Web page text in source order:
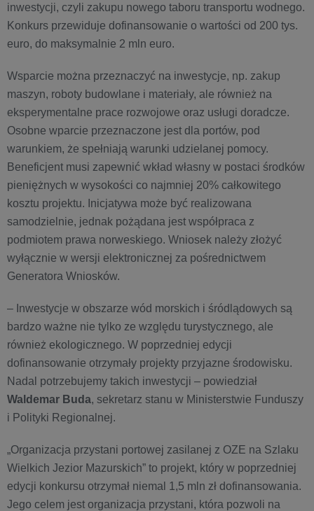
inwestycji, czyli zakupu nowego taboru transportu wodnego.
Konkurs przewiduje dofinansowanie o wartości od 200 tys.
euro, do maksymalnie 2 mln euro.
Wsparcie można przeznaczyć na inwestycje, np. zakup
maszyn, roboty budowlane i materiały, ale również na
eksperymentalne prace rozwojowe oraz usługi doradcze.
Osobne wparcie przeznaczone jest dla portów, pod
warunkiem, że spełniają warunki udzielanej pomocy.
Beneficjent musi zapewnić wkład własny w postaci środków
pieniężnych w wysokości co najmniej 20% całkowitego
kosztu projektu. Inicjatywa może być realizowana
samodzielnie, jednak pożądana jest współpraca z
podmiotem prawa norweskiego. Wniosek należy złożyć
wyłącznie w wersji elektronicznej za pośrednictwem
Generatora Wniosków.
– Inwestycje w obszarze wód morskich i śródlądowych są
bardzo ważne nie tylko ze względu turystycznego, ale
również ekologicznego. W poprzedniej edycji
dofinansowanie otrzymały projekty przyjazne środowisku.
Nadal potrzebujemy takich inwestycji – powiedział
Waldemar Buda, sekretarz stanu w Ministerstwie Funduszy
i Polityki Regionalnej.
„Organizacja przystani portowej zasilanej z OZE na Szlaku
Wielkich Jezior Mazurskich” to projekt, który w poprzedniej
edycji konkursu otrzymał niemal 1,5 mln zł dofinansowania.
Jego celem jest organizacja przystani, która pozwoli na